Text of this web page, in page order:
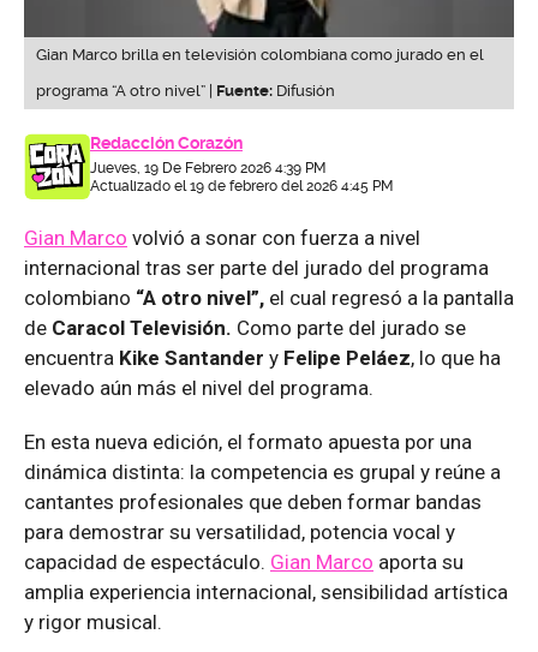
Gian Marco brilla en televisión colombiana como jurado en el
programa “A otro nivel” | Fuente: Difusión
Redacción Corazón
Jueves, 19 De Febrero 2026 4:39 PM
Actualizado el 19 de febrero del 2026 4:45 PM
Gian Marco volvió a sonar con fuerza a nivel
internacional tras ser parte del jurado del programa
colombiano “A otro nivel”, el cual regresó a la pantalla
de Caracol Televisión. Como parte del jurado se
encuentra Kike Santander y Felipe Peláez, lo que ha
elevado aún más el nivel del programa.
En esta nueva edición, el formato apuesta por una
dinámica distinta: la competencia es grupal y reúne a
cantantes profesionales que deben formar bandas
para demostrar su versatilidad, potencia vocal y
capacidad de espectáculo. Gian Marco aporta su
amplia experiencia internacional, sensibilidad artística
y rigor musical.